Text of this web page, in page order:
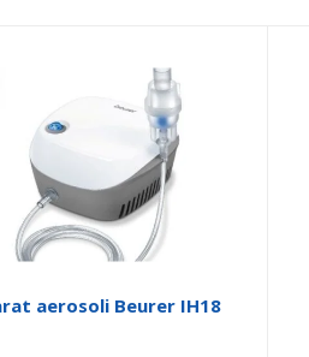
aerosoli Beurer IH18